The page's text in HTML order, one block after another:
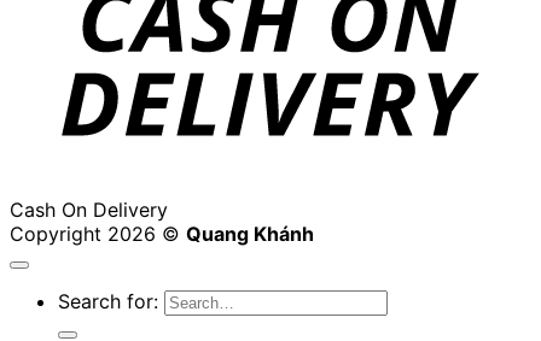
Cash On Delivery
Copyright 2026 © Quang Khánh
Search for: